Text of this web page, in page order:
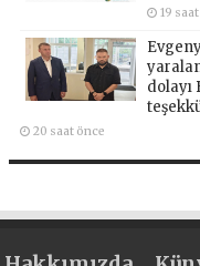
19
20 saat önce